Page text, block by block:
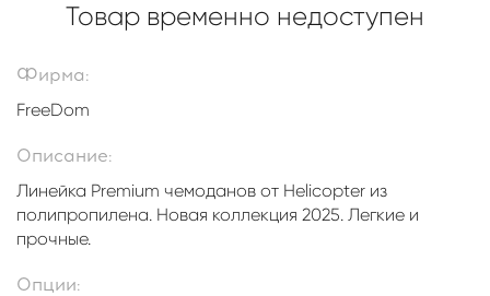
Товар временно недоступен
Фирма:
FreeDom
Описание:
Линейка Premium чемоданов от Helicopter из
полипропилена. Новая коллекция 2025. Легкие и
прочные.
Опции: